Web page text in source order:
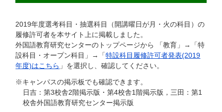
2019年度選考科目・抽選科目（開講曜日が月・火の科目）の
履修許可者を本サイト上に掲載しました。
外国語教育研究センターのトップページから 「教育」→「特
設科目・オープン科目」→「特設科目履修許可者発表(2019
年度)はこちら 」を選択し、確認してください。
※キャンパスの掲示板でも確認できます。
日吉：第3校舎2階掲示版・第4校舎1階掲示版，三田：第1
校舎外国語教育研究センター掲示版